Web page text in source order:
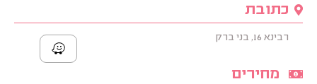
כתובת
רבינא 16, בני ברק
מחירים